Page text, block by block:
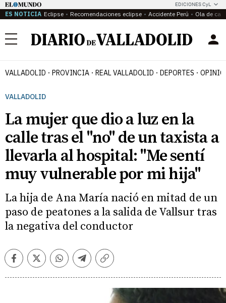
EDICIONES CyL
ES NOTICIA Eclipse Recomendaciones eclipse Accidente Perú Ola de
Menú
VALLADOLID PROVINCIA REAL VALLADOLID DEPORTES
VALLADOLID
La mujer que dio a luz en la
calle tras el "no" de un taxista a
llevarla al hospital: "Me sentí
muy vulnerable por mi hija"
La hija de Ana María nació en mitad de un
paso de peatones a la salida de Vallsur tras
la negativa del conductor
FacebookTwitterWhatsappTelegramCopiar